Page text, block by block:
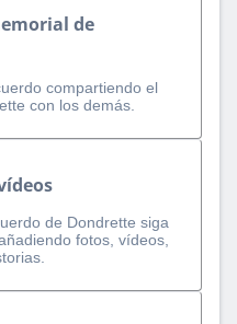
de
compartiendo el
con los demás.
de Dondrette siga
fotos, vídeos,